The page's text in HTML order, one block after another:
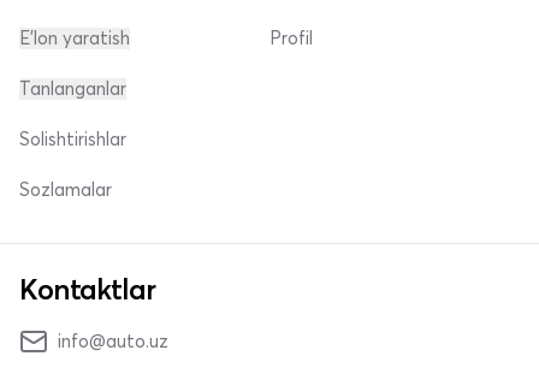
E'lon yaratish Profil
Tanlanganlar
Solishtirishlar
Sozlamalar
Kontaktlar
info@auto.uz